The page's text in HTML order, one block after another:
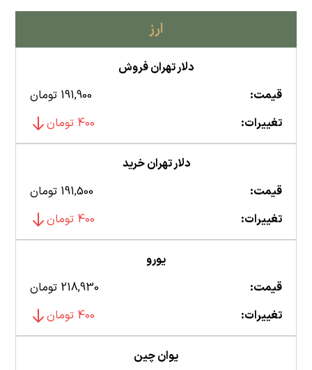
ارز
دلار تهران فروش
قیمت:
191,900 تومان
تغییرات:
400 تومان
دلار تهران خرید
قیمت:
191,500 تومان
تغییرات:
400 تومان
یورو
قیمت:
218,930 تومان
تغییرات:
400 تومان
یوان چین